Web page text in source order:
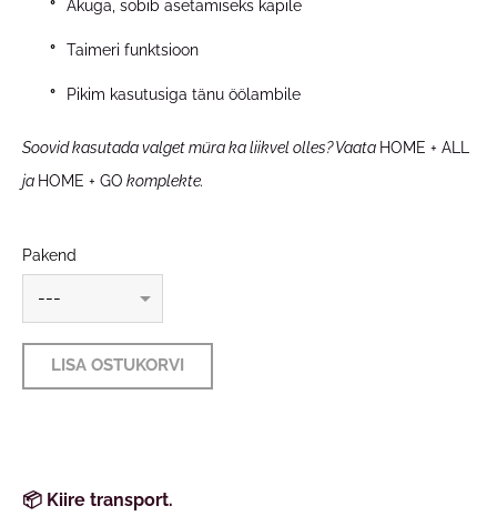
Akuga, sobib asetamiseks kapile
Taimeri funktsioon
Pikim kasutusiga tänu öölambile
Soovid kasutada valget müra ka liikvel olles? Vaata HOME + ALL
ja HOME + GO komplekte.
Pakend
LISA OSTUKORVI
📦 Kiire transport.